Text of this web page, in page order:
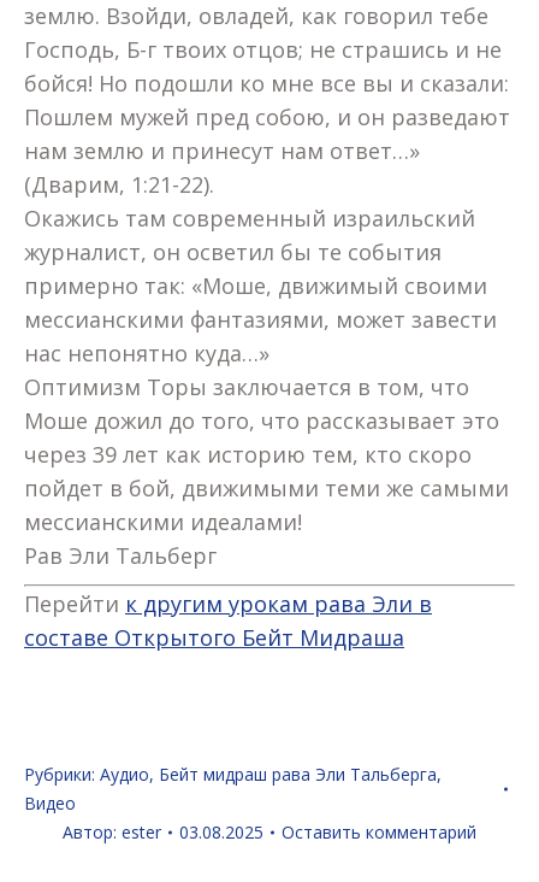
землю. Взойди, овладей, как говорил тебе
Господь, Б-г твоих отцов; не страшись и не
бойся! Но подошли ко мне все вы и сказали:
Пошлем мужей пред собою, и он разведают
нам землю и принесут нам ответ…»
(Дварим, 1:21-22).
Окажись там современный израильский
журналист, он осветил бы те события
примерно так: «Моше, движимый своими
мессианскими фантазиями, может завести
нас непонятно куда…»
Оптимизм Торы заключается в том, что
Моше дожил до того, что рассказывает это
через 39 лет как историю тем, кто скоро
пойдет в бой, движимыми теми же самыми
мессианскими идеалами!
Рав Эли Тальберг
Перейти к другим урокам рава Эли в
составе Открытого Бейт Мидраша
Рубрики: Аудио, Бейт мидраш рава Эли Тальберга,
Видео
Автор: ester 03.08.2025 Оставить комментарий